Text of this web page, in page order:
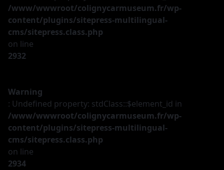
/www/wwwroot/colignycarmuseum.fr/wp-
content/plugins/sitepress-multilingual-
cms/sitepress.class.php
on line
2932
Warning
: Undefined property: stdClass::$element_id in
/www/wwwroot/colignycarmuseum.fr/wp-
content/plugins/sitepress-multilingual-
cms/sitepress.class.php
on line
2934